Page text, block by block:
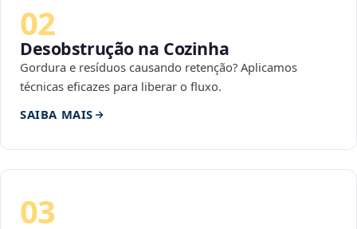
02
Desobstrução na Cozinha
Gordura e resíduos causando retenção? Aplicamos
técnicas eficazes para liberar o fluxo.
SAIBA MAIS
03